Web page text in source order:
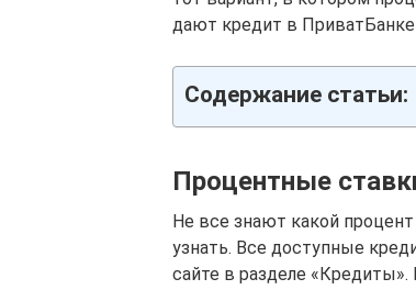
дают кредит в
Содержание статьи:
Процентные
Не все знают какой
узнать. Все доступные
сайте в разделе «Кредиты».